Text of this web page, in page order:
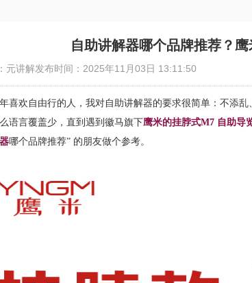
自助讲解器哪个品牌推荐？
元讲解发布时间：2025年11月03日 13:11:50
喜欢自由行的人，我对自助讲解器的要求很简单：不添
语言覆盖少，直到遇到徽马旗下鹰米的挂脖式M7 自助导
哪个品牌推荐” 的朋友做个参考。